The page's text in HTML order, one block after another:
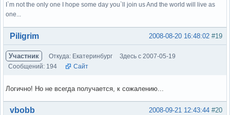
I`m not the only one I hope some day you`ll join us And the world will live as
one...
Вне форума #19
2008-08-20 16:48:02
Piligrim
Участник Откуда: Екатеринбург
Здесь с 2007-05-19
Сообщений: 194
Сайт
Логично! Но не всегда получается, к сожалению...
Вне форума #20
2008-09-21 12:43:44
vbobb